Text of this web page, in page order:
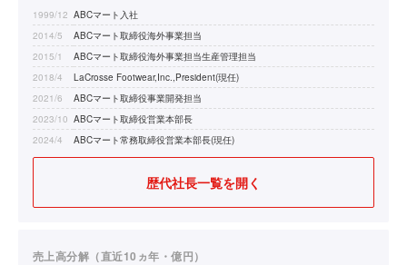
1999/12 ABCマート入社
2014/5
ABCマート取締役海外事業担当
2015/1
ABCマート取締役海外事業担当生産管理担当
2018/4
LaCrosse Footwear,Inc.,President(現任)
2021/6
ABCマート取締役事業開発担当
2023/10 ABCマート取締役営業本部長
2024/4
ABCマート常務取締役営業本部長(現任)
歴代社長一覧を開く
売上高分解（直近10ヵ年・億円）